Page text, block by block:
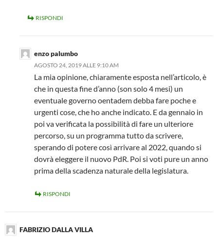
RISPONDI
enzo palumbo
AGOSTO 24, 2019 ALLE 9:10 AM
La mia opinione, chiaramente esposta nell’articolo, è
che in questa fine d’anno (son solo 4 mesi) un
eventuale governo oentadem debba fare poche e
urgenti cose, che ho anche indicato. E da gennaio in
poi va verificata la possibilità di fare un ulteriore
percorso, su un programma tutto da scrivere,
sperando di potere così arrivare al 2022, quando si
dovrà eleggere il nuovo PdR. Poi si voti pure un anno
prima della scadenza naturale della legislatura.
RISPONDI
FABRIZIO DALLA VILLA